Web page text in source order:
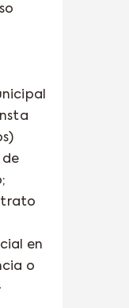
de
en
o